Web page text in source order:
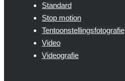
Standard
Stop motion
Tentoonstellingsfotografie
Video
Videografie